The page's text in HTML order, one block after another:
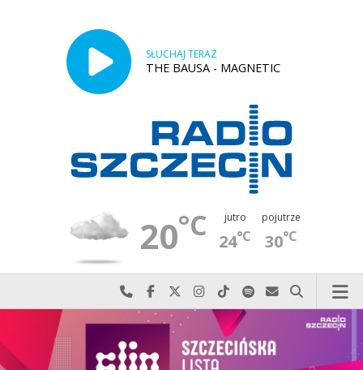
SŁUCHAJ TERAZ
THE BAUSA - MAGNETIC
20°C jutro
24°C
pojutrze
30°C
Najlepiej po prostu do nas zadzwoń
Odwiedź nas na Facebook-u
Odwiedź nas na X
Odwiedź nas na Instagram-ie
Odwiedź nas na TikTok-u
Szukaj nas na Spotify
Wyślij do nas
Szukaj